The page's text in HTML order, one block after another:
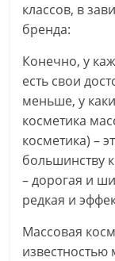
классов, в
бренда:
Конечно, у
есть свои
меньше, у
косметика
косметика) –
большинству
– дорогая и
редкая и
Массовая